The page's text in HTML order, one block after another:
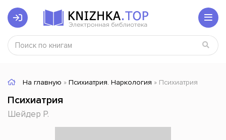
На главную » Психиатрия. Наркология » Психиатрия
Психиатрия
Шейдер Р.